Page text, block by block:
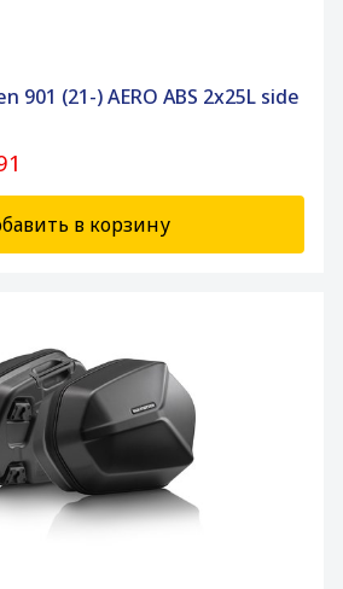
901 (21-) AERO ABS 2x25L side
в корзину